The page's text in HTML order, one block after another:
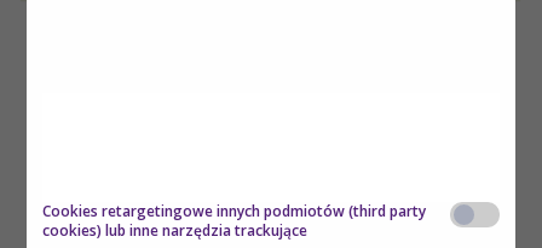
Cookies retargetingowe innych podmiotów (third party
cookies) lub inne narzędzia trackujące